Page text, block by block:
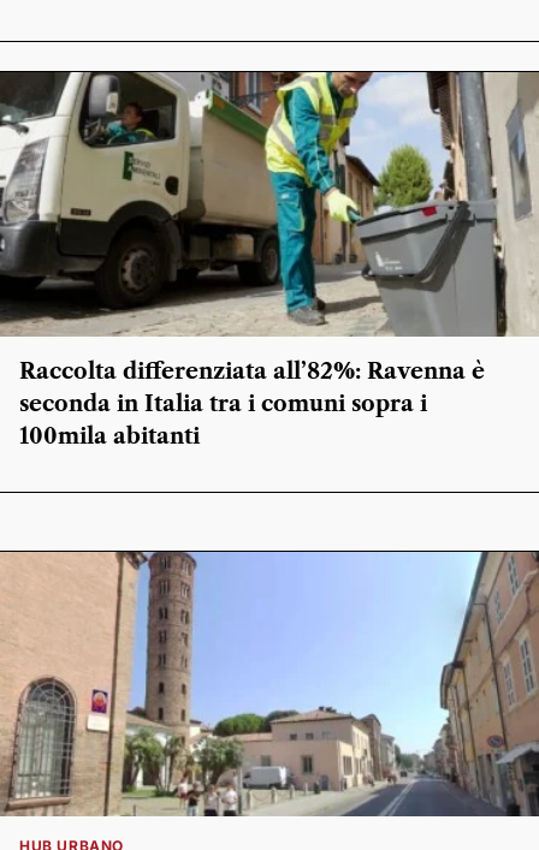
Raccolta differenziata all’82%: Ravenna è
seconda in Italia tra i comuni sopra i
100mila abitanti
HUB URBANO